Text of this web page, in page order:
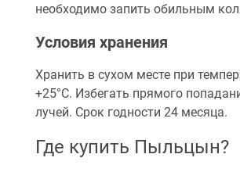
необходимо запить обильным
Условия хранения
Хранить в сухом месте при
+25°C. Избегать прямого
лучей. Срок годности 24 месяца.
Где купить Пыльцын?